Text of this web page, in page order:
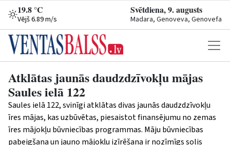
19.8 °C
Vējš 6.89 m/s
Svētdiena, 9. augusts
Madara, Genoveva, Genovefa
Atklātas jaunās daudzdzīvokļu mājas
Saules ielā 122
Saules ielā 122, svinīgi atklātas divas jaunās daudzdzīvokļu
īres mājas, kas uzbūvētas, piesaistot finansējumu no zemas
īres mājokļu būvniecības programmas. Māju būvniecības
pabeigšana un jauno mājokļu izīrēšana ir nozīmīgs solis